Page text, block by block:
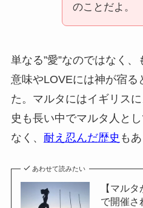
のことだよ。
単なる”愛”なのではなく
意味やLOVEには神が宿る
た。マルタにはイギリス
史も長い中でマルタ人と
なく、 耐え忍んだ歴史 も
あわせて読みたい
【マル
で開催さ